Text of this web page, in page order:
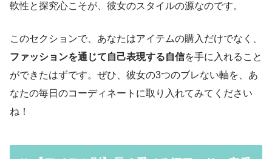
軟性と探究心こそが、彼女のスタイルの源なのです。
このセクションで、あなたはアイテムの購入だけでなく、
ファッションを通じて自己表現する自信を手に入れること
ができたはずです。ぜひ、彼女の3つのブレない軸を、あ
なたの毎日のコーディネートに取り入れてみてください
ね！